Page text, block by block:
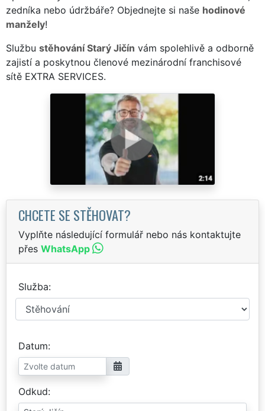
zedníka nebo údržbáře? Objednejte si naše hodinové
manžely!
Službu stěhování Starý Jičín vám spolehlivě a odborně
zajistí a poskytnou členové mezinárodní franchisové
sítě EXTRA SERVICES.
CHCETE SE STĚHOVAT?
Vyplňte následující formulář nebo nás kontaktujte
přes WhatsApp
Služba
Datum
Odkud